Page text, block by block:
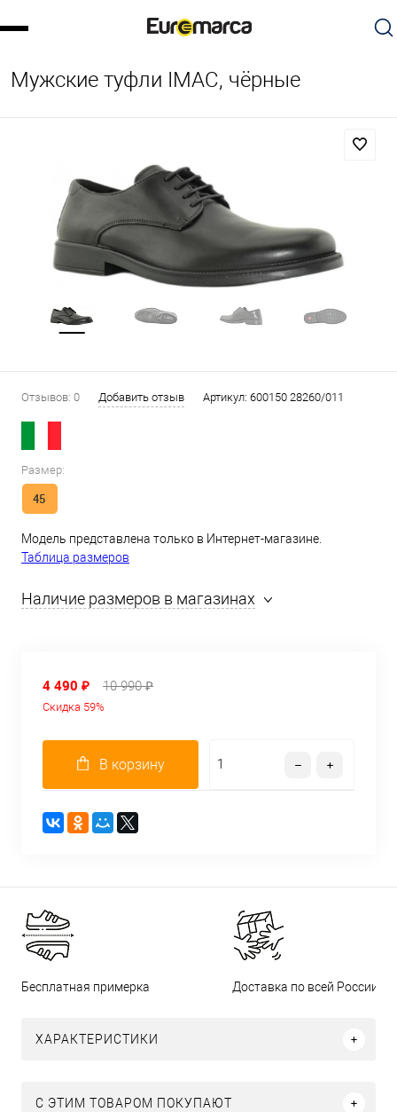
Мужские туфли IMAC, чёрные
Отзывов: 0 Добавить отзыв Артикул: 600150 28260/011
Размер:
45
Модель представлена только в Интернет-магазине.
Таблица размеров
Наличие размеров в магазинах
4 490 ₽ 10 990 ₽
Скидка 59%
В корзину
Бесплатная примерка Доставка по всей России
ХАРАКТЕРИСТИКИ
С ЭТИМ ТОВАРОМ ПОКУПАЮТ